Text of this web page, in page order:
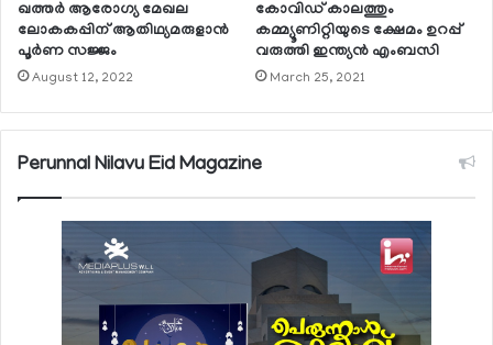
ഖത്തര്‍ ആരോഗ്യ മേഖല
ലോകകപ്പിന് ആതിഥ്യമരുളാന്‍
പൂര്‍ണ സജ്ജം
August 12, 2022
കോവിഡ് കാലത്തും
കമ്മ്യൂണിറ്റിയുടെ ക്ഷേമം ഉറപ്പ്
വരുത്തി ഇന്ത്യന്‍ എംബസി
March 25, 2021
Perunnal Nilavu Eid Magazine